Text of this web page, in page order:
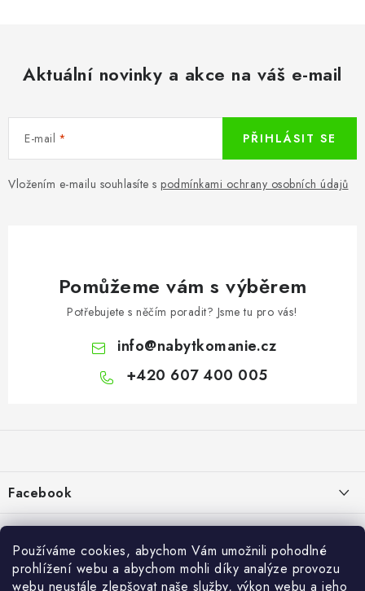
Používáme cookies, abychom Vám umožnili pohodlné
prohlížení webu a abychom mohli díky analýze provozu
webu neustále zlepšovat naše služby, výkon webu a jeho
Aktuální novinky a akce na váš e-mail
E-mail
Vložením e-mailu souhlasíte s podmínkami ochrany osobních údajů
PŘIHLÁSIT SE
Pomůžeme vám s výběrem
Potřebujete s něčím poradit? Jsme tu pro vás!
info@nabytkomanie.cz
+420 607 400 005
a
í
Facebook
Vše o nákupu